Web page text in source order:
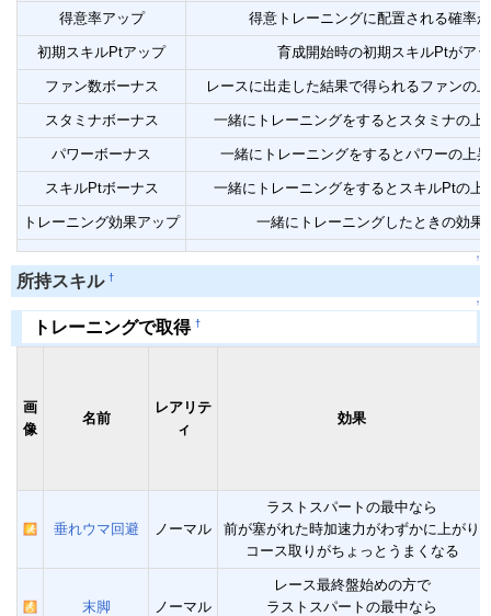
得意率アップ 得意トレーニングに配置される確率
初期スキルPtアップ 育成開始時の初期スキルPtがア
ファン数ボーナス レースに出走した結果で得られるファンの
スタミナボーナス 一緒にトレーニングをするとスタミナの上
パワーボーナス 一緒にトレーニングをするとパワーの上
スキルPtボーナス 一緒にトレーニングをするとスキルPtの上
トレーニング効果アップ 一緒にトレーニングしたときの効果
↑
所持スキル †
↑
トレーニングで取得 †
画
像
名前
レアリテ
ィ
効果
垂れウマ回避 ノーマル
ラストスパートの最中なら
前が塞がれた時加速力がわずかに上がり
コース取りがちょっとうまくなる
末脚 ノーマル
レース最終盤始めの方で
ラストスパートの最中なら